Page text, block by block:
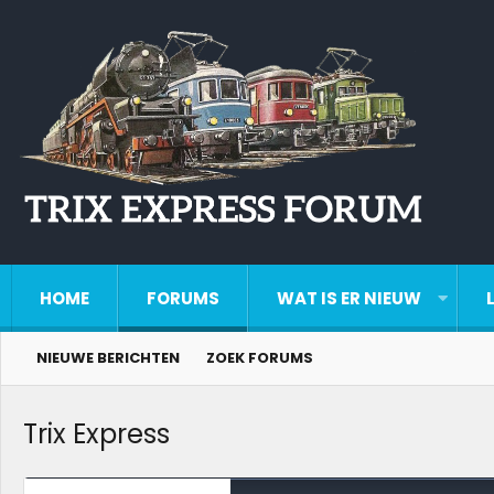
HOME FORUMS WAT IS ER NIEUW
NIEUWE BERICHTEN ZOEK FORUMS
Trix Express